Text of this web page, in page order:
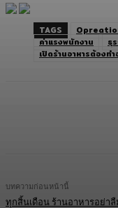
TAGS
ค่าแรงพนักงาน
ธุ
เปิดร้านอาหารต้องทำ
บทความก่อนหน้านี้
ทุกสิ้นเดือน ร้านอาหารอย่า